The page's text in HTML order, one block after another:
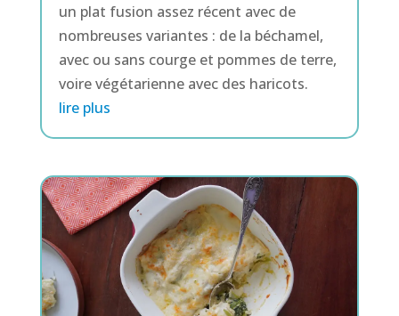
un plat fusion assez récent avec de
nombreuses variantes : de la béchamel,
avec ou sans courge et pommes de terre,
voire végétarienne avec des haricots.
lire plus